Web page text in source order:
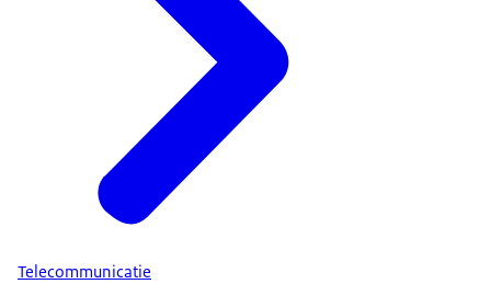
Telecommunicatie